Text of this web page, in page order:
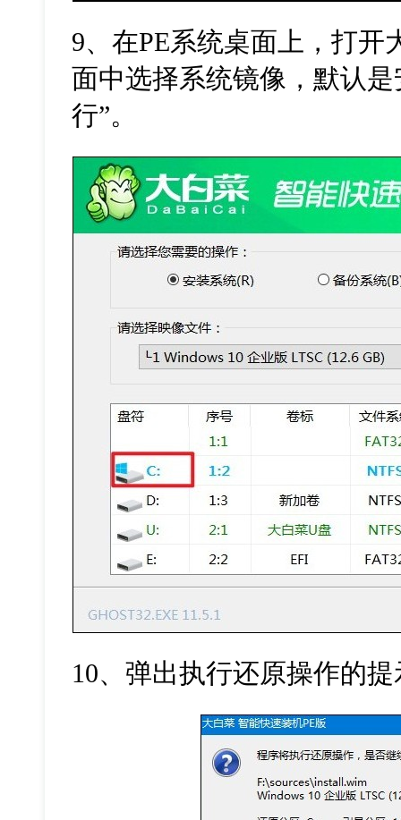
9、在PE系统桌面上，打开
面中选择系统镜像，默认是
行”。
10、弹出执行还原操作的